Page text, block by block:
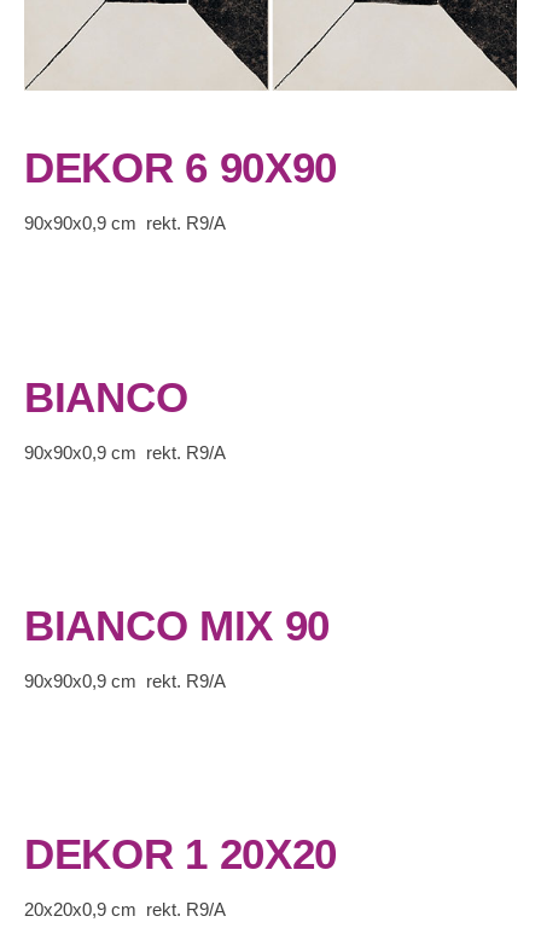
DEKOR 6 90X90
90x90x0,9 cm rekt. R9/A
BIANCO
90x90x0,9 cm rekt. R9/A
BIANCO MIX 90
90x90x0,9 cm rekt. R9/A
DEKOR 1 20X20
20x20x0,9 cm rekt. R9/A